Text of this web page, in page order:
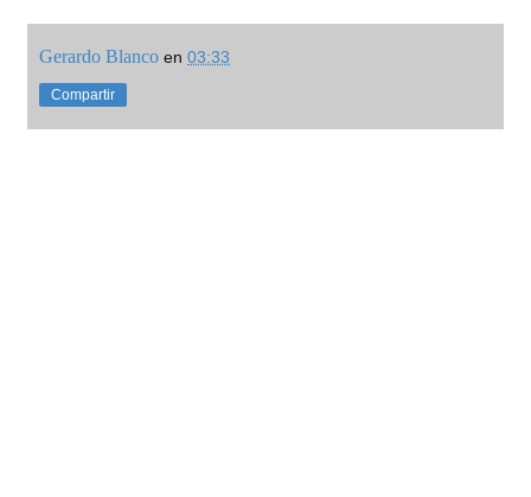
Gerardo Blanco en 03:33
Compartir